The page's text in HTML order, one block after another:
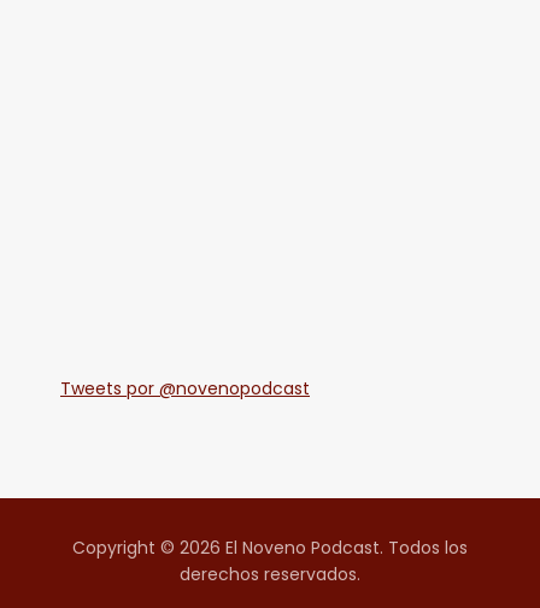
Tweets por @novenopodcast
Copyright © 2026 El Noveno Podcast. Todos los
derechos reservados.